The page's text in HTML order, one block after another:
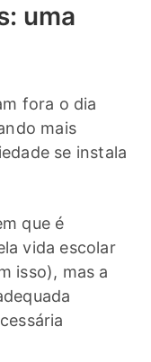
uma
fora o dia
mais
se instala
que é
vida escolar
isso), mas a